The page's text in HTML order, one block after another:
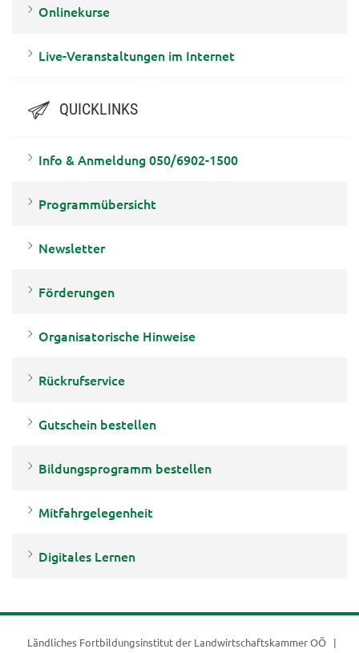
Onlinekurse
Live-Veranstaltungen im Internet
QUICKLINKS
Info & Anmeldung 050/6902-1500
Programmübersicht
Newsletter
Förderungen
Organisatorische Hinweise
Rückrufservice
Gutschein bestellen
Bildungsprogramm bestellen
Mitfahrgelegenheit
Digitales Lernen
Ländliches Fortbildungsinstitut der Landwirtschaftskammer OÖ